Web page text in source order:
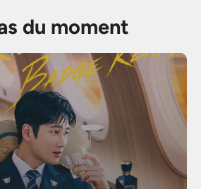
du moment